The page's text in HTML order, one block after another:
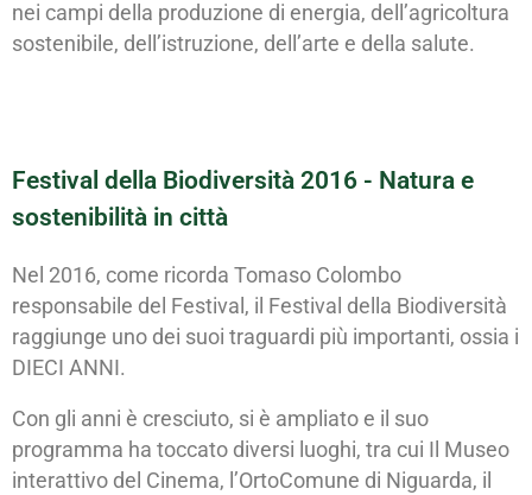
nei campi della produzione di energia, dell’agricoltura
sostenibile, dell’istruzione, dell’arte e della salute.
Festival della Biodiversità 2016 - Natura e
sostenibilità in città
Nel 2016, come ricorda Tomaso Colombo
responsabile del Festival, il Festival della Biodiversità
raggiunge uno dei suoi traguardi più importanti, ossia i
DIECI ANNI.
Con gli anni è cresciuto, si è ampliato e il suo
programma ha toccato diversi luoghi, tra cui Il Museo
interattivo del Cinema, l’OrtoComune di Niguarda, il